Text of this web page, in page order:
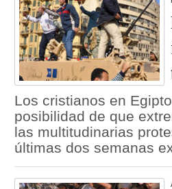
Los cristianos en
posibilidad de que
las multitudinarias
últimas dos semanas